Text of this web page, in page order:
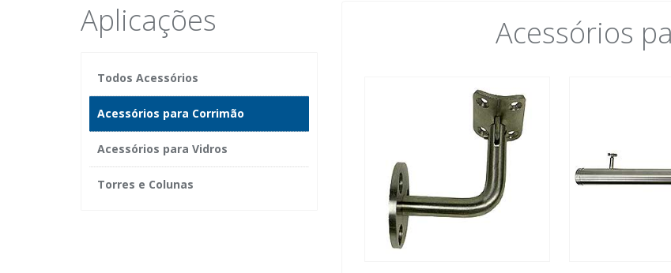
Aplicações
Todos Acessórios
Acessórios para Corrimão
Acessórios para Vidros
Torres e Colunas
Acessórios